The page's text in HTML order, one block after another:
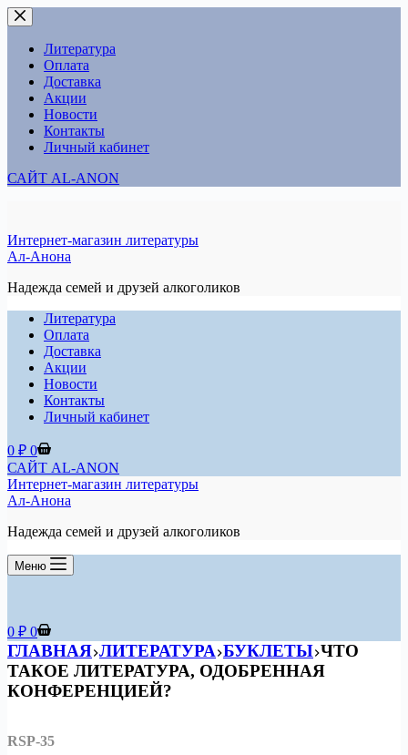
Перейти
к
сути
Литература
Оплата
Доставка
Акции
Новости
Контакты
Личный кабинет
САЙТ AL-ANON
Интернет-магазин литературы
Ал-Анона
Надежда семей и друзей алкоголиков
Литература
Оплата
Доставка
Акции
Новости
Контакты
Личный кабинет
Корзина
0 ₽ 0
САЙТ AL-ANON
Интернет-магазин литературы
Ал-Анона
Надежда семей и друзей алкоголиков
Меню
Корзина
0 ₽ 0
ГЛАВНАЯ ЛИТЕРАТУРА БУКЛЕТЫ ЧТО
ТАКОЕ ЛИТЕРАТУРА, ОДОБРЕННАЯ
КОНФЕРЕНЦИЕЙ?
RSP-35